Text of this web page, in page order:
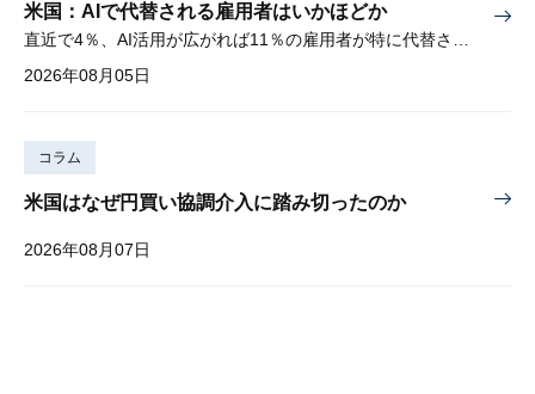
米国：AIで代替される雇用者はいかほどか
2026年08月05日
コラム
米国はなぜ円買い協調介入に踏み切ったのか
2026年08月07日